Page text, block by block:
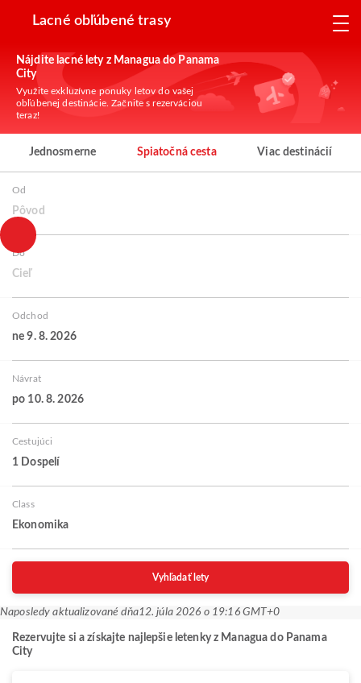
Lacné obľúbené trasy
Nájdite lacné lety z Managua do Panama
City
Využite exkluzívne ponuky letov do vašej
obľúbenej destinácie. Začnite s rezerváciou
teraz!
Jednosmerne Spiatočná cesta Viac destinácií
Od
Pôvod
Do
Cieľ
Odchod
ne 9. 8. 2026
Návrat
po 10. 8. 2026
Cestujúci
1 Dospelí
Class
Ekonomika
Vyhľadať lety
Naposledy aktualizované dňa12. júla 2026 o 19:16 GMT+0
Rezervujte si a získajte najlepšie letenky z Managua do Panama
City